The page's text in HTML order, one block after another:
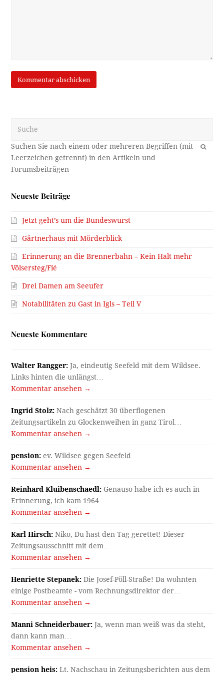
OK
Neueste Beiträge
Jetzt geht’s um die Bundeswurst
Gärtnerhaus mit Mörderblick
Erinnerung an die Brennerbahn – Kein Halt mehr
Völsersteg/Fié
Drei Damen am Seeufer
Notabilitäten zu Gast in Igls – Teil V
Neueste Kommentare
Walter Rangger: Ja, eindeutig Seefeld mit dem Wildsee.
Links hinten die unlängst…
Kommentar ansehen →
Ingrid Stolz: Nach geschätzt 30 überflogenen
Zeitungsartikeln zu Glockenweihen in ganz Tirol…
Kommentar ansehen →
pension: ev. Wildsee gegen Seefeld
Kommentar ansehen →
Reinhard Kluibenschaedl: Genauso habe ich es auch in
Erinnerung, ich kam 1964…
Kommentar ansehen →
Karl Hirsch: Niko, Du hast den Tag gerettet! Dieser
Zeitungsausschnitt mit dem…
Kommentar ansehen →
Henriette Stepanek: Die Josef-Pöll-Straße! Da wohnten
einige Postbeamte - vom Rechnungsdirektor der…
Kommentar ansehen →
Manni Schneiderbauer: Ja, wenn man weiß was da steht,
dann kann man…
Kommentar ansehen →
pension heis: Lt. Nachschau in Zeitungsberichten aus dem